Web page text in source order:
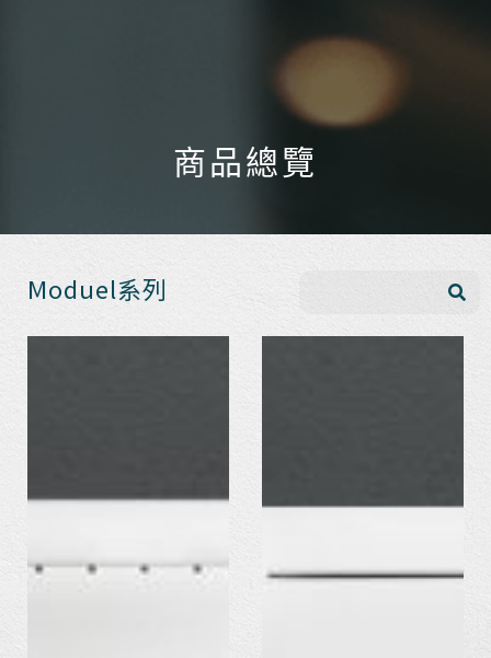
商品總覽
Moduel系列